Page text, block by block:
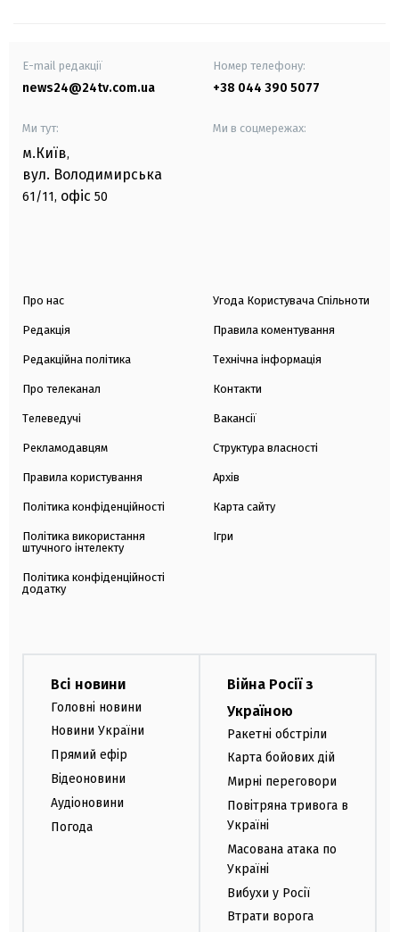
E-mail редакції
news24@24tv.com.ua
Номер телефону:
+38 044 390 5077
Ми тут:
м.Київ,
вул. Володимирська
61/11, офіс 50
Ми в соцмережах:
Про нас
Редакція
Редакційна політика
Про телеканал
Телеведучі
Рекламодавцям
Правила користування
Політика конфіденційності
Політика використання
штучного інтелекту
Політика конфіденційності
додатку
Угода Користувача Спільноти
Правила коментування
Технічна інформація
Контакти
Вакансії
Структура власності
Архів
Карта сайту
Ігри
Всі новини
Головні новини
Новини України
Прямий ефір
Відеоновини
Аудіоновини
Погода
Війна Росії з
Україною
Ракетні обстріли
Карта бойових дій
Мирні переговори
Повітряна тривога в
Україні
Масована атака по
Україні
Вибухи у Росії
Втрати ворога